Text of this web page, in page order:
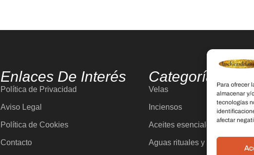
Para ofrecer
almacenar y/
tecnologías
afectar
Enlaces De Interés
Política de Privacidad
Aviso Legal
Política de Cookies
Contacto
Categorías
Velas
Inciensos
Aceites esenciales
Aguas rituales y colonias